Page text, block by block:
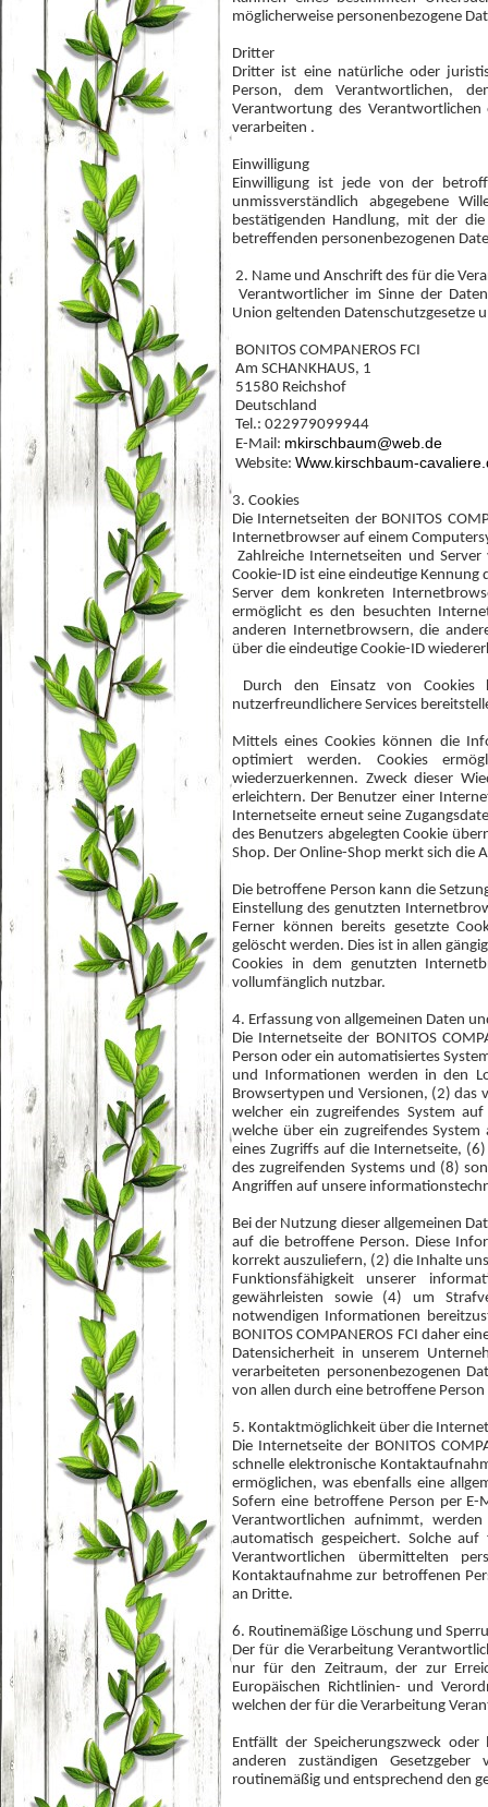
möglicherweise personenbezogene
Dritter
Dritter ist eine natürliche oder
Person, dem Verantwortlichen,
Verantwortung des
verarbeiten .
Einwilligung
Einwilligung ist jede von der
unmissverständlich abgegebene
bestätigenden Handlung, mit der
betreffenden personenbezogenen
2. Name und Anschrift des für die
Verantwortlicher im Sinne der
Union geltenden Datenschutzgesetze
BONITOS COMPANEROS FCI
Am SCHANKHAUS, 1
51580 Reichshof
Deutschland
Tel.: 022979099944
E-Mail: mkirschbaum@web.de
Website: Www.kirschbaum-
3. Cookies
Die Internetseiten der BONITOS
Internetbrowser auf einem
Zahlreiche Internetseiten und
Cookie-ID ist eine eindeutige Kennung
Server dem konkreten
ermöglicht es den besuchten
anderen Internetbrowsern, die
über die eindeutige Cookie-ID
Durch den Einsatz von Cookies
nutzerfreundlichere Services
Mittels eines Cookies können die
optimiert werden. Cookies
wiederzuerkennen. Zweck dieser
erleichtern. Der Benutzer einer
Internetseite erneut seine
des Benutzers abgelegten Cookie
Shop. Der Online-Shop merkt sich die
Die betroffene Person kann die
Einstellung des genutzten
Ferner können bereits gesetzte
gelöscht werden. Dies ist in allen
Cookies in dem genutzten
vollumfänglich nutzbar.
4. Erfassung von allgemeinen Daten
Die Internetseite der BONITOS
Person oder ein automatisiertes
und Informationen werden in den
Browsertypen und Versionen, (2) das
welcher ein zugreifendes System
welche über ein zugreifendes
eines Zugriffs auf die Internetseite,
des zugreifenden Systems und (8)
Angriffen auf unsere
Bei der Nutzung dieser allgemeinen
auf die betroffene Person. Diese
korrekt auszuliefern, (2) die Inhalte
Funktionsfähigkeit unserer
gewährleisten sowie (4) um
notwendigen Informationen
BONITOS COMPANEROS FCI daher
Datensicherheit in unserem
verarbeiteten personenbezogenen
von allen durch eine betroffene
5. Kontaktmöglichkeit über die
Die Internetseite der BONITOS
schnelle elektronische
ermöglichen, was ebenfalls eine
Sofern eine betroffene Person per
Verantwortlichen aufnimmt,
automatisch gespeichert. Solche
Verantwortlichen übermittelten
Kontaktaufnahme zur betroffenen
an Dritte.
6. Routinemäßige Löschung und
Der für die Verarbeitung
nur für den Zeitraum, der zur
Europäischen Richtlinien- und
welchen der für die Verarbeitung
Entfällt der Speicherungszweck
anderen zuständigen
routinemäßig und entsprechend den